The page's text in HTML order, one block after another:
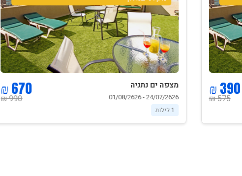
990 ₪
670 ₪ מצפה ים נתניה
24/07/2626 - 01/08/2626
1 לילות
1290 ₪
950 ₪